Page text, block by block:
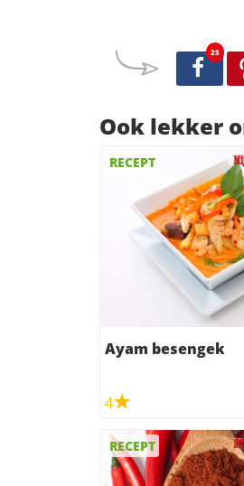
25
Ook lekker
RECEPT
Ayam besengek
4
RECEPT